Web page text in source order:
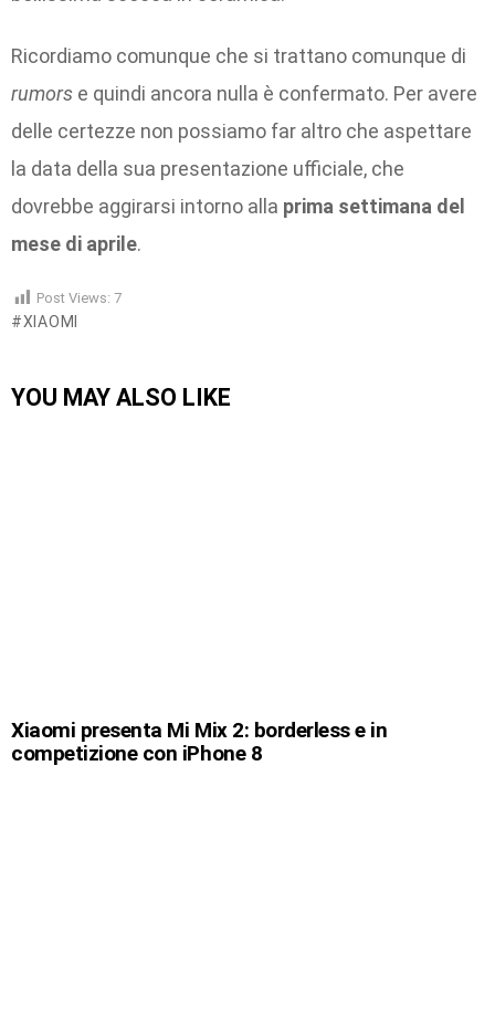
Ricordiamo comunque che si trattano comunque di
rumors e quindi ancora nulla è confermato. Per avere
delle certezze non possiamo far altro che aspettare
la data della sua presentazione ufficiale, che
dovrebbe aggirarsi intorno alla prima settimana del
mese di aprile.
Post Views: 7
XIAOMI
YOU MAY ALSO LIKE
Xiaomi presenta Mi Mix 2: borderless e in
competizione con iPhone 8